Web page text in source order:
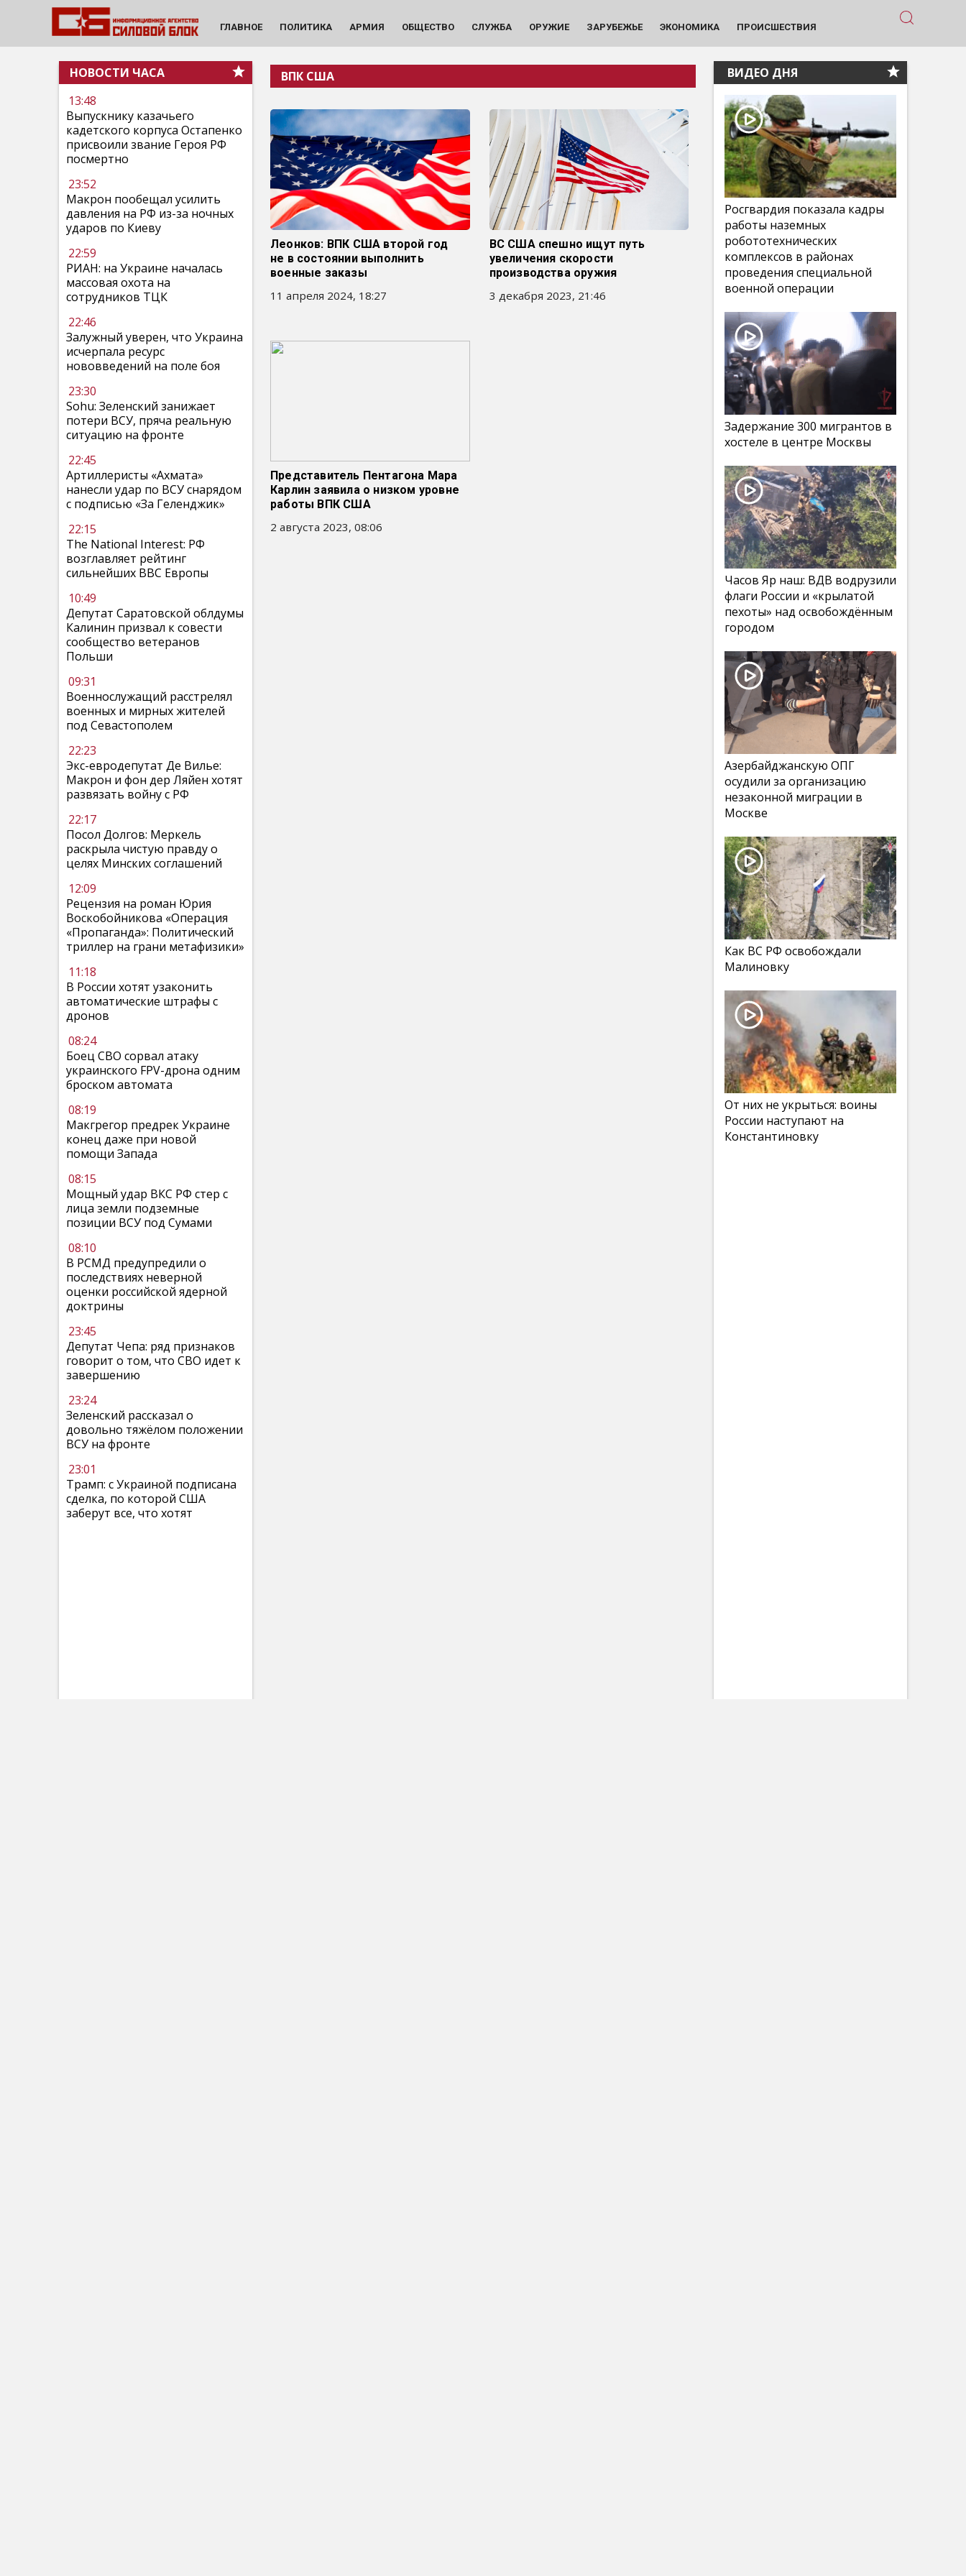
ГЛАВНОЕ ПОЛИТИКА АРМИЯ ОБЩЕСТВО СЛУЖБА ОРУЖИЕ ЗАРУБЕЖЬЕ ЭКОНОМИКА ПРОИСШЕСТВИЯ
НОВОСТИ ЧАСА
13:48
Выпускнику казачьего
кадетского корпуса Остапенко
присвоили звание Героя РФ
посмертно
23:52
Макрон пообещал усилить
давления на РФ из-за ночных
ударов по Киеву
22:59
РИАН: на Украине началась
массовая охота на
сотрудников ТЦК
22:46
Залужный уверен, что Украина
исчерпала ресурс
нововведений на поле боя
23:30
Sohu: Зеленский занижает
потери ВСУ, пряча реальную
ситуацию на фронте
22:45
Артиллеристы «Ахмата»
нанесли удар по ВСУ снарядом
с подписью «За Геленджик»
22:15
The National Interest: РФ
возглавляет рейтинг
сильнейших ВВС Европы
10:49
Депутат Саратовской облдумы
Калинин призвал к совести
сообщество ветеранов
Польши
09:31
Военнослужащий расстрелял
военных и мирных жителей
под Севастополем
22:23
Экс-евродепутат Де Вилье:
Макрон и фон дер Ляйен хотят
развязать войну с РФ
22:17
Посол Долгов: Меркель
раскрыла чистую правду о
целях Минских соглашений
12:09
Рецензия на роман Юрия
Воскобойникова «Операция
«Пропаганда»: Политический
триллер на грани метафизики»
11:18
В России хотят узаконить
автоматические штрафы с
дронов
08:24
Боец СВО сорвал атаку
украинского FPV-дрона одним
броском автомата
08:19
Макгрегор предрек Украине
конец даже при новой
помощи Запада
08:15
Мощный удар ВКС РФ стер с
лица земли подземные
позиции ВСУ под Сумами
08:10
В РСМД предупредили о
последствиях неверной
оценки российской ядерной
доктрины
23:45
Депутат Чепа: ряд признаков
говорит о том, что СВО идет к
завершению
23:24
Зеленский рассказал о
довольно тяжёлом положении
ВСУ на фронте
23:01
Трамп: с Украиной подписана
сделка, по которой США
заберут все, что хотят
ВПК США
Леонков: ВПК США второй год
не в состоянии выполнить
военные заказы
11 апреля 2024, 18:27
ВС США спешно ищут путь
увеличения скорости
производства оружия
3 декабря 2023, 21:46
Представитель Пентагона Мара
Карлин заявила о низком уровне
работы ВПК США
2 августа 2023, 08:06
ВИДЕО ДНЯ
Росгвардия показала кадры
работы наземных
робототехнических
комплексов в районах
проведения специальной
военной операции
Задержание 300 мигрантов в
хостеле в центре Москвы
Часов Яр наш: ВДВ водрузили
флаги России и «крылатой
пехоты» над освобождённым
городом
Азербайджанскую ОПГ
осудили за организацию
незаконной миграции в
Москве
Как ВС РФ освобождали
Малиновку
От них не укрыться: воины
России наступают на
Константиновку